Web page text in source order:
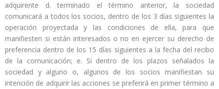
adquirente d. terminado el término anterior, la sociedad
comunicará a todos los socios, dentro de los 3 días siguientes la
operación proyectada y las condiciones de ella, para que
manifiesten si están interesados o no en ejercer su derecho de
preferencia dentro de los 15 días siguientes a la fecha del recibo
de la comunicación; e. Si dentro de los plazos señalados la
sociedad y alguno o, algunos de los socios manifiestan su
intención de adquirir las acciones se preferirá en primer término a